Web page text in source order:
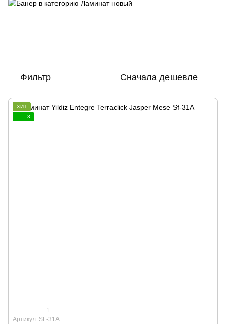
Фильтр Сначала дешевле
ХИТ
3
1
Артикул: SF-31A